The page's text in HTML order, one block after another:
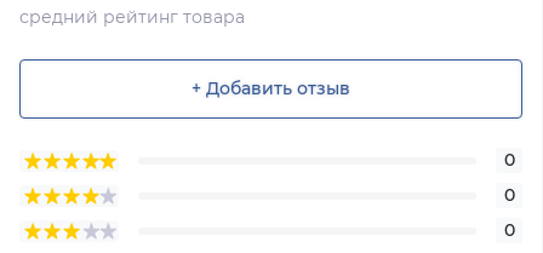
средний рейтинг товара
+ Добавить отзыв
0
0
0